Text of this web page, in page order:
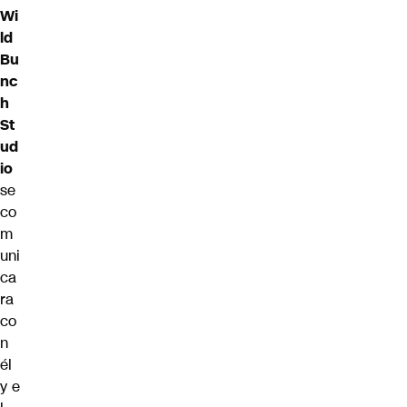
Wi
ld
Bu
nc
h
St
ud
io
se
co
m
uni
ca
ra
co
n
él
y e